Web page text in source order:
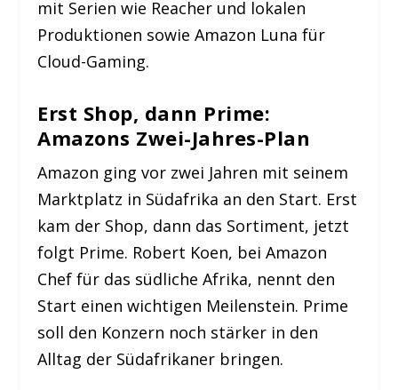
mit Serien wie Reacher und lokalen
Produktionen sowie Amazon Luna für
Cloud-Gaming.
Erst Shop, dann Prime:
Amazons Zwei-Jahres-Plan
Amazon ging vor zwei Jahren mit seinem
Marktplatz in Südafrika an den Start. Erst
kam der Shop, dann das Sortiment, jetzt
folgt Prime. Robert Koen, bei Amazon
Chef für das südliche Afrika, nennt den
Start einen wichtigen Meilenstein. Prime
soll den Konzern noch stärker in den
Alltag der Südafrikaner bringen.